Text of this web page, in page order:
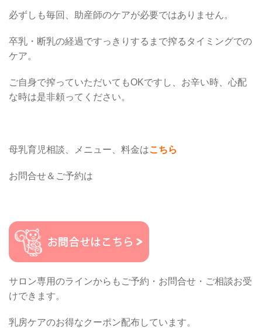
必ずしも毎回、助産師のケアが必要ではありません。
卒乳・断乳の経過ですっきりするまで搾るタイミングでの
ケア。
ご自身で搾っていただいてもOKですし、お辛い時、心配
な時は是非頼ってください。
母乳育児相談、メニュー、料金はこちら
お問合せ＆ご予約は
サロン専用のラインからもご予約・お問合せ・ご相談お受
けできます。
乳房ケアのお得なクーポン配布しています。